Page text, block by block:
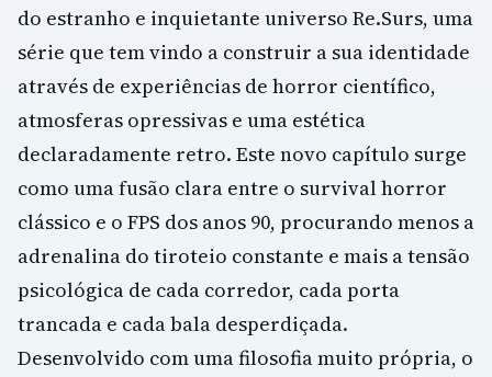
do estranho e inquietante universo Re.Surs, uma
série que tem vindo a construir a sua identidade
através de experiências de horror científico,
atmosferas opressivas e uma estética
declaradamente retro. Este novo capítulo surge
como uma fusão clara entre o survival horror
clássico e o FPS dos anos 90, procurando menos a
adrenalina do tiroteio constante e mais a tensão
psicológica de cada corredor, cada porta
trancada e cada bala desperdiçada.
Desenvolvido com uma filosofia muito própria, o